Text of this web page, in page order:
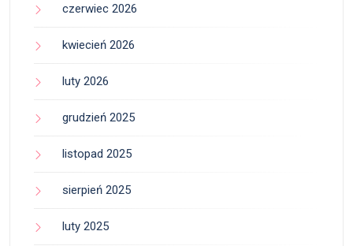
czerwiec 2026
kwiecień 2026
luty 2026
grudzień 2025
listopad 2025
sierpień 2025
luty 2025